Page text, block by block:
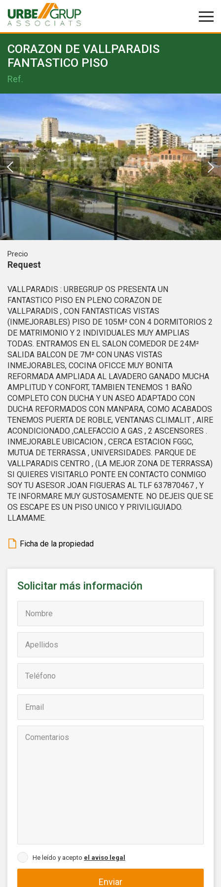
CORAZON DE VALLPARADIS
FANTASTICO PISO
Ref.
Precio
Request
VALLPARADIS : URBEGRUP OS PRESENTA UN
FANTASTICO PISO EN PLENO CORAZON DE
VALLPARADIS , CON FANTASTICAS VISTAS
(INMEJORABLES) PISO DE 105M² CON 4 DORMITORIOS 2
DE MATRIMONIO Y 2 INDIVIDUALES MUY AMPLIAS
TODAS. ENTRAMOS EN EL SALON COMEDOR DE 24M²
SALIDA BALCON DE 7M² CON UNAS VISTAS
INMEJORABLES, COCINA OFICCE MUY BONITA
REFORMADA AMPLIADA AL LAVADERO GANADO MUCHA
AMPLITUD Y CONFORT, TAMBIEN TENEMOS 1 BAÑO
COMPLETO CON DUCHA Y UN ASEO ADAPTADO CON
DUCHA REFORMADOS CON MANPARA, COMO ACABADOS
TENEMOS PUERTA DE ROBLE, VENTANAS CLIMALIT , AIRE
ACONDICIONADO ,CALEFACCIO A GAS , 2 ASCENSORES .
INMEJORABLE UBICACION , CERCA ESTACION FGGC,
MUTUA DE TERRASSA , UNIVERSIDADES. PARQUE DE
VALLPARADIS CENTRO , (LA MEJOR ZONA DE TERRASSA)
SI QUIERES VISITARLO PONTE EN CONTACTO CONMIGO
SOY TU ASESOR JOAN FIGUERAS AL TLF 637870467 , Y
TE INFORMARE MUY GUSTOSAMENTE. NO DEJEIS QUE SE
OS ESCAPE ES UN PISO UNICO Y PRIVILIGUIADO.
LLAMAME.
Ficha de la propiedad
Solicitar más información
He leído y acepto el aviso legal
Enviar
Modificar cookies
Técnicas y funcionales
Siempre activas
Este sitio web utiliza Cookies propias para recopilar
información con la finalidad de mejorar nuestros servicios.
Si continua navegando, supone la aceptación de la
de configurar su navegador pudiendo, si así lo desea,
impedir que sean instaladas en su disco duro, aunque
deberá tener en cuenta que dicha acción podrá ocasionar
Analíticas y personalización
Permiten realizar el seguimiento y análisis del
comportamiento de los usuarios de este sitio web. La
información recogida mediante este tipo de cookies se
utiliza en la medición de la actividad de la web para la
elaboración de perfiles de navegación de los usuarios con
el fin de introducir mejoras en función del análisis de los
datos de uso que hacen los usuarios del servicio. Permiten
guardar la información de preferencia del usuario para
mejorar la calidad de nuestros servicios y para ofrecer una
mejor experiencia a través de productos recomendados.
Marketing y publicidad
Estas cookies son utilizadas para almacenar información
sobre las preferencias y elecciones personales del usuario
a través de la observación continuada de sus hábitos de
navegación. Gracias a ellas, podemos conocer los hábitos
de navegación en el sitio web y mostrar publicidad
relacionada con el perfil de navegación del usuario.